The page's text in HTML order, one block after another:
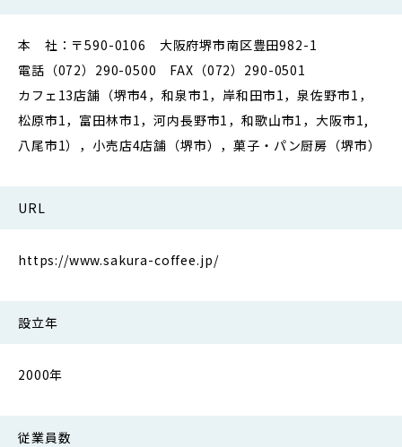
本 社：〒590-0106 大阪府堺市南区豊田982-1
電話（072）290-0500 FAX（072）290-0501
カフェ13店舗（堺市4，和泉市1，岸和田市1，泉佐野市1，
松原市1，富田林市1，河内長野市1，和歌山市1，大阪市1,
八尾市1），小売店4店舗（堺市），菓子・パン厨房（堺市）
URL
https://www.sakura-coffee.jp/
設立年
2000年
従業員数